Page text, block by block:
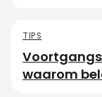
TIPS
waarom